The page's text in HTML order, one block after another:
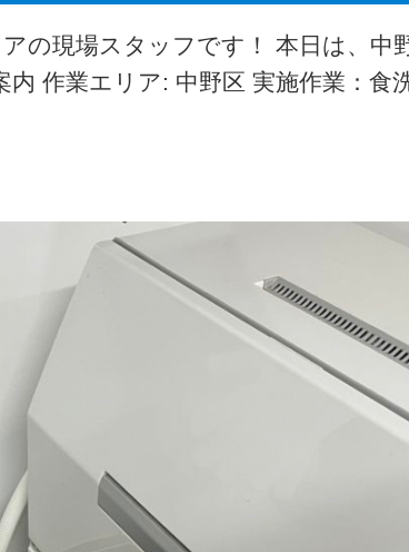
の現場スタッフです！ 本日は、中
作業エリア: 中野区 実施作業：食